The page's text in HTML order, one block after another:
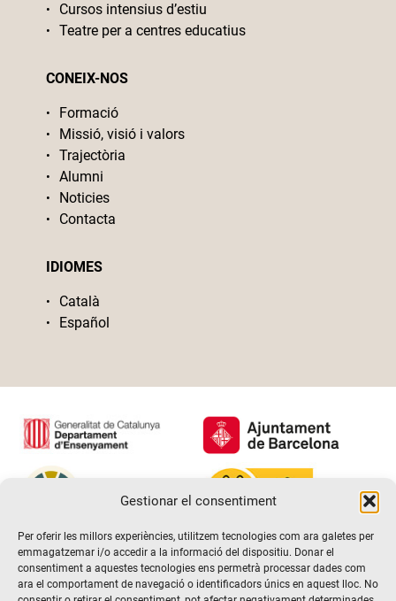
Gestionar el consentiment
Per oferir les millors experiències, utilitzem tecnologies com ara galetes per
emmagatzemar i/o accedir a la informació del dispositiu. Donar el
consentiment a aquestes tecnologies ens permetrà processar dades com
ara el comportament de navegació o identificadors únics en aquest lloc. No
Cursos intensius d’estiu
Teatre per a centres educatius
CONEIX-NOS
Formació
Missió, visió i valors
Trajectòria
Alumni
Noticies
Contacta
IDIOMES
Català
Español